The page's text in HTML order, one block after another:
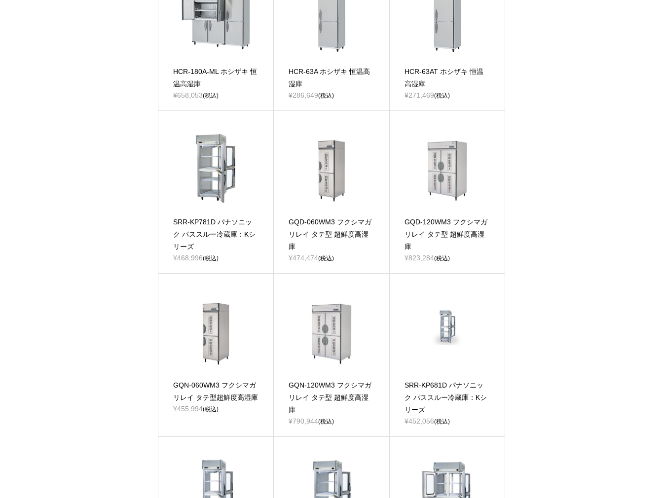
HCR-180A-ML ホシザキ 恒
温高湿庫
¥658,053(税込)
HCR-63A ホシザキ 恒温高
湿庫
¥286,649(税込)
HCR-63AT ホシザキ 恒温
高湿庫
¥271,469(税込)
SRR-KP781D パナソニッ
ク パススルー冷蔵庫：Kシ
リーズ
¥468,996(税込)
GQD-060WM3 フクシマガ
リレイ タテ型 超鮮度高湿
庫
¥474,474(税込)
GQD-120WM3 フクシマガ
リレイ タテ型 超鮮度高湿
庫
¥823,284(税込)
GQN-060WM3 フクシマガ
リレイ タテ型超鮮度高湿庫
¥455,994(税込)
GQN-120WM3 フクシマガ
リレイ タテ型 超鮮度高湿
庫
¥790,944(税込)
SRR-KP681D パナソニッ
ク パススルー冷蔵庫：Kシ
リーズ
¥452,056(税込)